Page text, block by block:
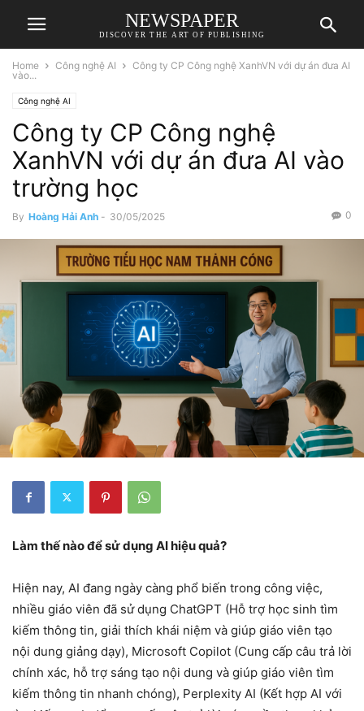
NEWSPAPER
DISCOVER THE ART OF PUBLISHING
Home Công nghệ AI
Công ty CP Công nghệ XanhVN với dự án đưa AI
vào...
Công nghệ AI
Công ty CP Công nghệ
XanhVN với dự án đưa AI vào
trường học
By Hoàng Hải Anh - 30/05/2025 0
Làm thế nào để sử dụng AI hiệu quả?
Hiện nay, AI đang ngày càng phổ biến trong công việc,
nhiều giáo viên đã sử dụng ChatGPT (Hỗ trợ học sinh tìm
kiếm thông tin, giải thích khái niệm và giúp giáo viên tạo
nội dung giảng dạy), Microsoft Copilot (Cung cấp câu trả lời
chính xác, hỗ trợ sáng tạo nội dung và giúp giáo viên tìm
kiếm thông tin nhanh chóng), Perplexity AI (Kết hợp AI với